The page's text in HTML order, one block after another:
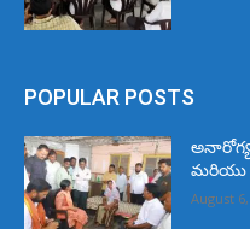
POPULAR POSTS
మరియు
August